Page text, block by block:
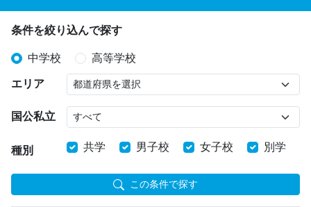
条件を絞り込んで探す
中学校 高等学校
エリア
国公私立
種別 共学 男子校 女子校 別学
この条件で探す